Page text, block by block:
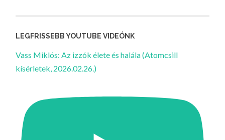
LEGFRISSEBB YOUTUBE VIDEÓNK
Vass Miklós: Az izzók élete és halála (Atomcsill
kísérletek, 2026.02.26.)